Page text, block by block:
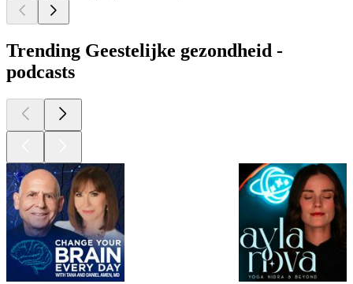
Trending Geestelijke gezondheid -
podcasts